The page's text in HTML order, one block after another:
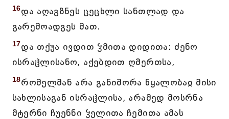
16და აღაგზნეს ცეცხლი სანთლად და
გარემოადგეს მათ.
17და თქუა ივდით ჴმითა დიდითა: ძენო
ისრაჱლისანო, აქებდით ღმერთსა,
18რომელმან არა განიშორა წყალობაჲ მისი
სახლისაგან ისრაჱლისა, არამედ მოსრნა
მტერნი ჩუენნი ჴელითა ჩემითა ამას